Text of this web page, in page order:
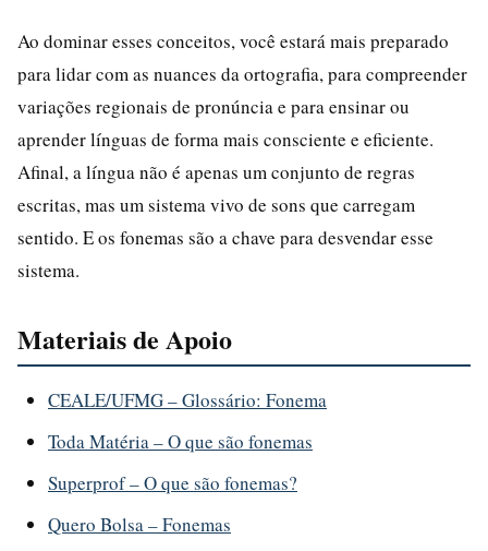
Ao dominar esses conceitos, você estará mais preparado
para lidar com as nuances da ortografia, para compreender
variações regionais de pronúncia e para ensinar ou
aprender línguas de forma mais consciente e eficiente.
Afinal, a língua não é apenas um conjunto de regras
escritas, mas um sistema vivo de sons que carregam
sentido. E os fonemas são a chave para desvendar esse
sistema.
Materiais de Apoio
CEALE/UFMG – Glossário: Fonema
Toda Matéria – O que são fonemas
Superprof – O que são fonemas?
Quero Bolsa – Fonemas